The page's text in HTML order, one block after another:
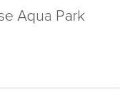
Aqua Park